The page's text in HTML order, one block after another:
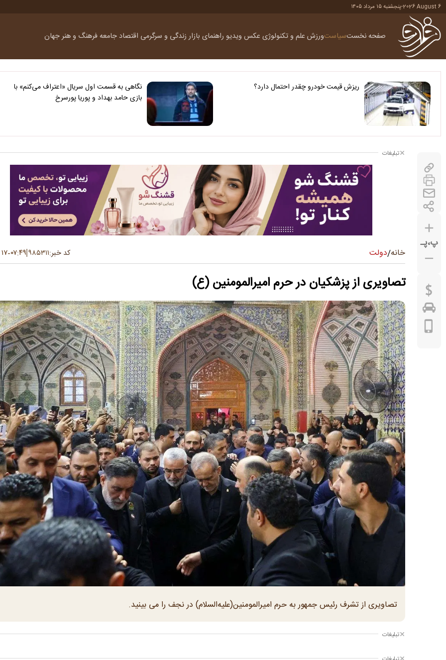
2026 August 6
-پنجشنبه ۱۵ مرداد ۱۴۰۵
صفحه نخستسیاستورزش علم و تکنولوژی عکس ویدیو راهنمای بازارزندگی و سرگرمی اقتصاد جامعهفرهنگ و هنرجهان
ریزش قیمت خودرو چقدر احتمال دارد؟
نگاهی به قسمت اول سریال «اعتراف می‌کنم» با
بازی حامد بهداد و پوریا پورسرخ
پ،پـ
تبلیغات
خانه/دولت کد خبر:۹۸۵۳۱۱ ۰۷:۴۹-۱۷ تیر ۱۴۰۵
تصاویری از پزشکیان در حرم امیرالمومنین (ع)
تصاویری از تشرف رئیس جمهور به حرم امیرالمومنین(علیه‌السلام) در نجف را می بینید.
تبلیغات